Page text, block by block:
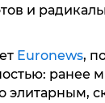
и
Euronews,
ранее
элитарным,